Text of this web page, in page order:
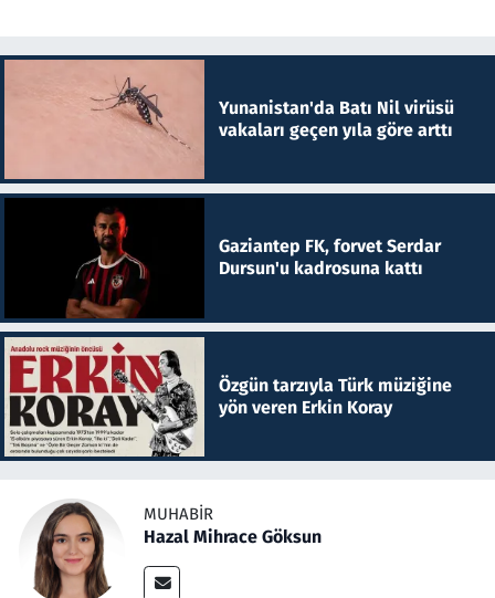
Yunanistan'da Batı Nil virüsü
vakaları geçen yıla göre arttı
Gaziantep FK, forvet Serdar
Dursun'u kadrosuna kattı
Özgün tarzıyla Türk müziğine
yön veren Erkin Koray
MUHABIR
Hazal Mihrace Göksun